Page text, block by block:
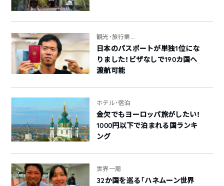
観光・旅行業...
日本のパスポートが単独1位にな
りました！ビザなしで190カ国へ
渡航可能
ホテル・宿泊
金欠でもヨーロッパ旅がしたい！
1000円以下で泊まれる国ランキ
ング
世界一周
32か国を巡る「ハネムーン世界